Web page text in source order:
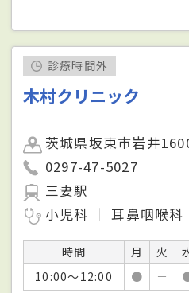
診療時間外
木村クリニック
茨城県坂東市岩井
0297-47-5027
三妻駅
小児科
耳鼻咽喉科
時間 月 火
10:00～12:00
● －